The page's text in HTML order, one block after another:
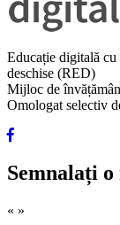
Educație digitală
deschise (RED)
Mijloc de
Omologat selectiv
Semnalați
« »